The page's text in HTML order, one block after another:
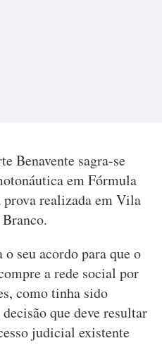
Benavente sagra-se
em Fórmula
prova realizada em Vila
seu acordo para que o
a rede social por
como tinha sido
que deve resultar
judicial existente